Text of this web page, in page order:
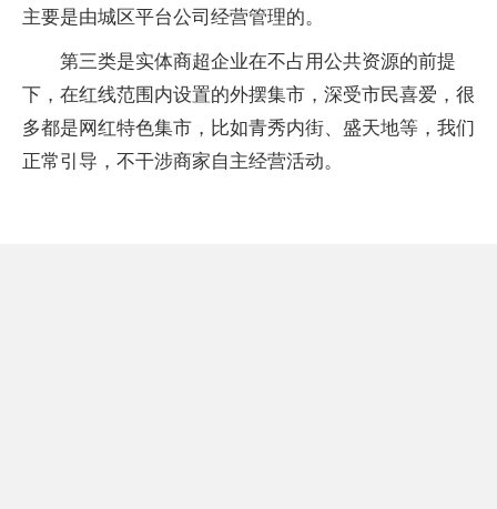
主要是由城区平台公司经营管理的。
第三类是实体商超企业在不占用公共资源的前提
下，在红线范围内设置的外摆集市，深受市民喜爱，很
多都是网红特色集市，比如青秀内街、盛天地等，我们
正常引导，不干涉商家自主经营活动。